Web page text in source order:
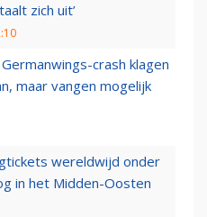
zich uit’
crash klagen
maar vangen mogelijk
wereldwijd onder
in het Midden-Oosten